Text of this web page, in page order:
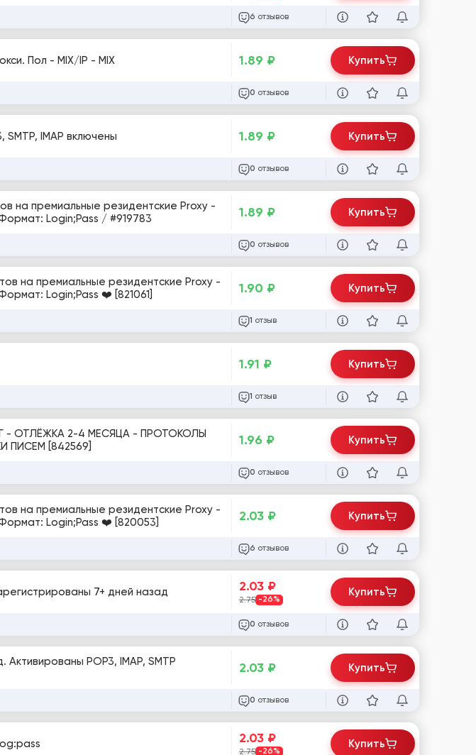
6 отзывов
Пол - MIX/IP - MIX 1.89 ₽
0 отзывов
Купить
IMAP включены 1.89 ₽
0 отзывов
Купить
Авторизация по WEB/IMAP/SMPT/POP3 - Длительное использование! - Формат: Login;Pass / #919783
1.89 ₽
0 отзывов
Купить
на премиальные резидентские Proxy -
Login;Pass ❤️ [821061]
1.90 ₽
1 отзыв
Купить
1.91 ₽
1 отзыв
Купить
- ОТЛЁЖКА 2-4 МЕСЯЦА - ПРОТОКОЛЫ
ПИСЕМ [842569]
1.96 ₽
0 отзывов
Купить
на премиальные резидентские Proxy -
Login;Pass ❤️ [820053]
2.03 ₽
6 отзывов
Купить
7+ дней назад 2.03 ₽
2.75 -26%
0 отзывов
Купить
POP3, IMAP, SMTP
2.03 ₽
0 отзывов
Купить
2.03 ₽
2.75 -26%
Купить